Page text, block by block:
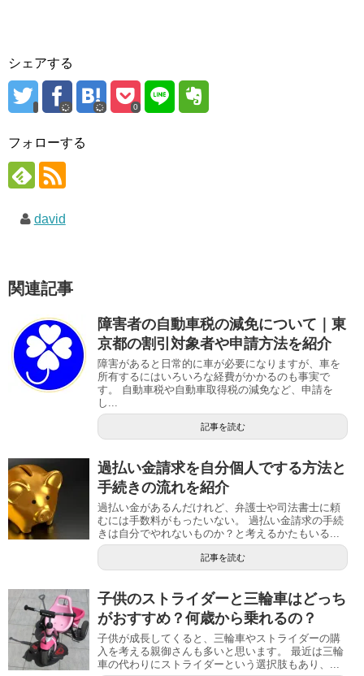
シェアする
0
フォローする
david
関連記事
障害者の自動車税の減免について｜東
京都の割引対象者や申請方法を紹介
障害があると日常的に車が必要になりますが、車を
所有するにはいろいろな経費がかかるのも事実で
す。 自動車税や自動車取得税の減免など、申請を
し...
記事を読む
過払い金請求を自分個人でする方法と
手続きの流れを紹介
過払い金があるんだけれど、弁護士や司法書士に頼
むには手数料がもったいない。 過払い金請求の手続
きは自分でやれないものか？と考えるかたもいる...
記事を読む
子供のストライダーと三輪車はどっち
がおすすめ？何歳から乗れるの？
子供が成長してくると、三輪車やストライダーの購
入を考える親御さんも多いと思います。 最近は三輪
車の代わりにストライダーという選択肢もあり、...